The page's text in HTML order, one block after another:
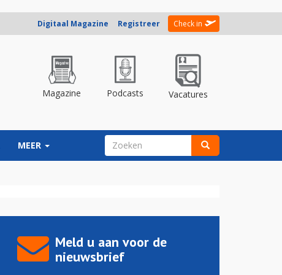
Digitaal Magazine Registreer Check in
Magazine Podcasts Vacatures
MEER ZOEKVELD
Meld u aan voor de
nieuwsbrief